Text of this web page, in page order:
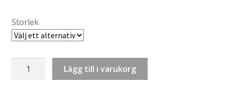
Storlek
Hoodie:
Delvis
Lägg till i varukorg